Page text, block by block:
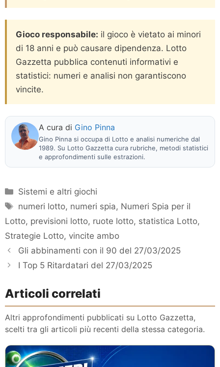
Gioco responsabile: il gioco è vietato ai minori
di 18 anni e può causare dipendenza. Lotto
Gazzetta pubblica contenuti informativi e
statistici: numeri e analisi non garantiscono
vincite.
A cura di Gino Pinna
Gino Pinna si occupa di Lotto e analisi numeriche dal
1989. Su Lotto Gazzetta cura rubriche, metodi statistici
e approfondimenti sulle estrazioni.
Categorie
Sistemi e altri giochi
Tag
numeri lotto, numeri spia, Numeri Spia per il
Lotto, previsioni lotto, ruote lotto, statistica Lotto,
Strategie Lotto, vincite ambo
Gli abbinamenti con il 90 del 27/03/2025
I Top 5 Ritardatari del 27/03/2025
Articoli correlati
Altri approfondimenti pubblicati su Lotto Gazzetta,
scelti tra gli articoli più recenti della stessa categoria.